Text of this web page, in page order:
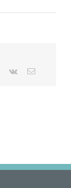
Pinterest
Vk
E-